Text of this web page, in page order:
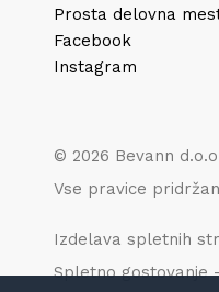
Prosta delovna
Facebook
Instagram
© 2026 Bevann
Vse pravice
Izdelava spletnih
Spletno gostovanje